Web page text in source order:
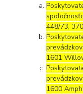
448/73,
1601
1600